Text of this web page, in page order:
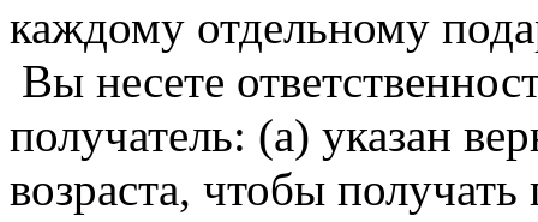
каждому отдельному
Вы несете
получатель: (а) указан
возраста, чтобы